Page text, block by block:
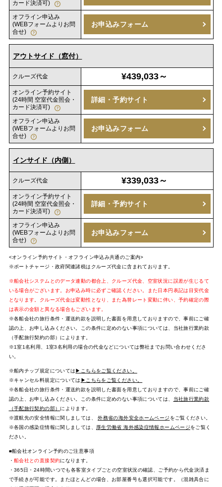
カード決済可)
オフライン申込み
(WEBフォームよりお問
合せ)
お申込みフォーム
アウトサイド（窓付）
クルーズ代金 ¥439,033～
オンライン予約サイト
(24時間 空室代金照会・
カード決済可)
詳細・予約サイト
オフライン申込み
(WEBフォームよりお問
合せ)
お申込みフォーム
インサイド（内側）
クルーズ代金 ¥339,033～
オンライン予約サイト
(24時間 空室代金照会・
カード決済可)
詳細・予約サイト
オフライン申込み
(WEBフォームよりお問
合せ)
お申込みフォーム
<オンライン予約サイト・オフライン申込み共通のご案内>
※ポートチャージ・政府関連諸税はクルーズ代金に含まれております。
※船会社システムとのデータ連動の都合上、クルーズ代金、空室状況に誤差が生じるて
いる場合がございます。お申込み時に必ずご確認ください。また日本円表記は目安代金
となります。クルーズ代金は変動性となり、また為替レート変動に伴い、予約確定の際
は表示の金額と異なる場合もございます。
※各船会社の旅行条件・運送約款を説明した書面を用意しておりますので、事前にご確
認の上、お申し込みください。この条件に定めのない事項については、当社旅行業約款
（手配旅行契約の部）によります。
※1室1名利用、1室3名利用の場合の代金などについては弊社までお問い合わせくださ
い。
※船内チップ規定については ▶こちらをご覧ください。
※キャンセル料規定については ▶こちらをご覧ください。
※各船会社の旅行条件・運送約款を説明した書面を用意しておりますので、事前にご確
認の上、お申し込みください。この条件に定めのない事項については、
当社旅行業約款
（手配旅行契約の部） によります。
※渡航先の安全情報に関しましては、外務省の海外安全ホームページ をご覧ください。
※各国の感染症情報に関しましては、
厚生労働省 海外感染症情報ホームページをご覧く
ださい。
■船会社オンライン予約のご注意事項
・ 船会社との直接契約になります。
・365日・24時間いつでも各客室タイプごとの空室状況の確認、ご予約から代金決済ま
で手続きが可能です。またほとんどの場合、お部屋番号も選択可能です。（混雑具合に